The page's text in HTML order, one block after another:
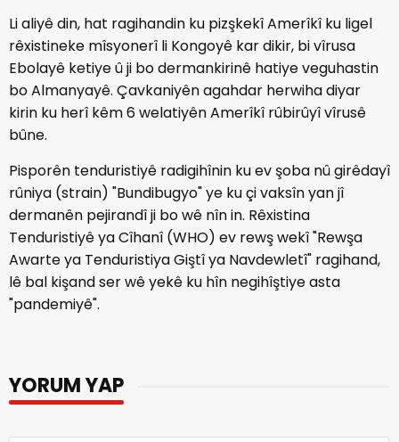
Li aliyê din, hat ragihandin ku pizşkekî Amerîkî ku ligel
rêxistineke mîsyonerî li Kongoyê kar dikir, bi vîrusa
Ebolayê ketiye û ji bo dermankirinê hatiye veguhastin
bo Almanyayê. Çavkaniyên agahdar herwiha diyar
kirin ku herî kêm 6 welatiyên Amerîkî rûbirûyî vîrusê
bûne.
Pisporên tenduristiyê radigihînin ku ev şoba nû girêdayî
rûniya (strain) "Bundibugyo" ye ku çi vaksîn yan jî
dermanên pejirandî ji bo wê nîn in. Rêxistina
Tenduristiyê ya Cîhanî (WHO) ev rewş wekî "Rewşa
Awarte ya Tenduristiya Giştî ya Navdewletî" ragihand,
lê bal kişand ser wê yekê ku hîn negihîştiye asta
"pandemiyê".
YORUM YAP